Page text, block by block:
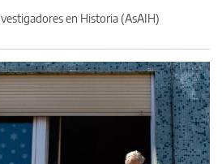
en Historia (AsAIH)